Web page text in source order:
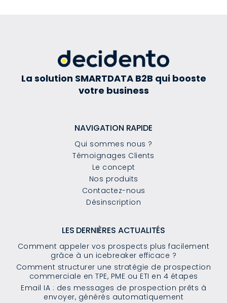
La solution SMARTDATA B2B qui booste
votre business
NAVIGATION RAPIDE
Qui sommes nous ?
Témoignages Clients
Le concept
Nos produits
Contactez-nous
Désinscription
LES DERNIÈRES ACTUALITÉS
Comment appeler vos prospects plus facilement
grâce à un icebreaker efficace ?
Comment structurer une stratégie de prospection
commerciale en TPE, PME ou ETI en 4 étapes
Email IA : des messages de prospection prêts à
envoyer, générés automatiquement